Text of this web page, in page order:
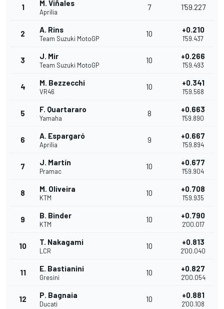
1 M. Viñales
Aprilia
7 1'59.227
2 A. Rins
Team Suzuki MotoGP
10 +0.210
1'59.437
3 J. Mir
Team Suzuki MotoGP
10 +0.266
1'59.493
4 M. Bezzecchi
VR46
10 +0.341
1'59.568
5 F. Quartararo
Yamaha
8 +0.663
1'59.890
6 A. Espargaró
Aprilia
9 +0.667
1'59.894
7 J. Martín
Pramac
10 +0.677
1'59.904
8 M. Oliveira
KTM
10 +0.708
1'59.935
9 B. Binder
KTM
10 +0.790
2'00.017
10 T. Nakagami
LCR
10 +0.813
2'00.040
11 E. Bastianini
Gresini
10 +0.827
2'00.054
12 P. Bagnaia
Ducati
10 +0.881
2'00.108